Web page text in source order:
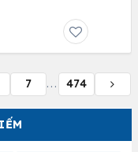
7 ... 474